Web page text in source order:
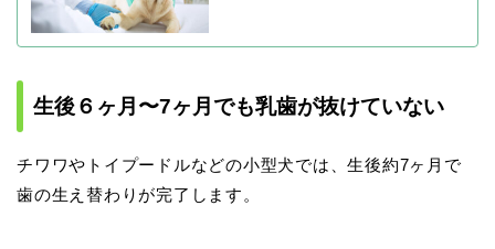
生後６ヶ月〜7ヶ月でも乳歯が抜けていない
チワワやトイプードルなどの小型犬では、生後約7ヶ月で
歯の生え替わりが完了します。